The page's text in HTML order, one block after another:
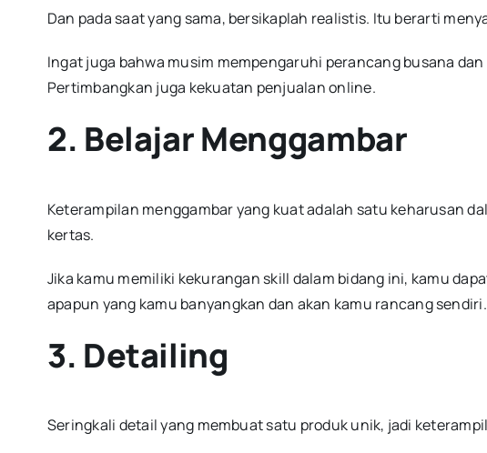
Dan pada saat yang sama, bersikaplah realistis. Itu berarti
Ingat juga bahwa musim mempengaruhi perancang busana
Pertimbangkan juga kekuatan penjualan online.
2. Belajar Menggambar
Keterampilan menggambar yang kuat adalah satu keharusan
kertas.
Jika kamu memiliki kekurangan skill dalam bidang ini, kamu
apapun yang kamu banyangkan dan akan kamu rancang sendiri.
3. Detailing
Seringkali detail yang membuat satu produk unik, jadi